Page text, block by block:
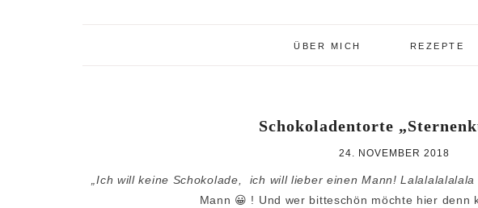
ÜBER MICH REZEPTE
TORTEN
TÖRTCHEN
TARTES
Schokoladentorte
24. NOVEMBER 2018
„Ich will keine Schokolade, ich will lieber einen Mann!
Mann 😀 ! Und wer bitteschön möchte hier denn